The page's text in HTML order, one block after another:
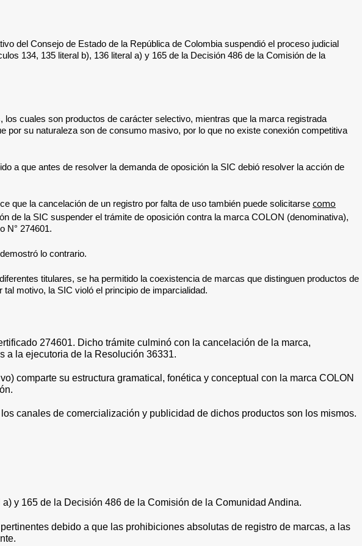
del Consejo de Estado de la República de Colombia suspendió el proceso judicial
134, 135 literal b), 136 literal a) y 165 de la Decisión 486 de la Comisión de la
los cuales son productos de carácter selectivo, mientras que la marca registrada
por su naturaleza son de consumo masivo, por lo que no existe conexión competitiva
a que antes de resolver la demanda de oposición la SIC debió resolver la acción de
que la cancelación de un registro por falta de uso también puede solicitarse como
de la SIC suspender el trámite de oposición contra la marca COLON (denominativa),
N° 274601.
lo contrario.
titulares, se ha permitido la coexistencia de marcas que distinguen productos de
motivo, la SIC violó el principio de imparcialidad.
274601. Dicho trámite culminó con la cancelación de la marca,
a la ejecutoria de la Resolución 36331.
comparte su estructura gramatical, fonética y conceptual con la marca COLON
canales de comercialización y publicidad de dichos productos son los mismos.
y 165 de la Decisión 486 de la Comisión de la Comunidad Andina.
debido a que las prohibiciones absolutas de registro de marcas, a las